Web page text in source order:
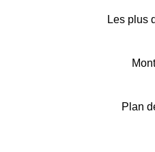
Les plus
Plan